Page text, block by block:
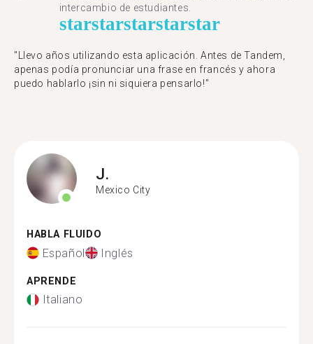
intercambio de estudiantes.
starstarstarstarstar
"Llevo años utilizando esta aplicación. Antes de Tandem,
apenas podía pronunciar una frase en francés y ahora
puedo hablarlo ¡sin ni siquiera pensarlo!"
J.
Mexico City
HABLA FLUIDO
Español Inglés
APRENDE
Italiano